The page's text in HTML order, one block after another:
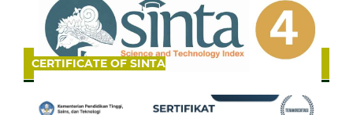
CERTIFICATE OF SINTA